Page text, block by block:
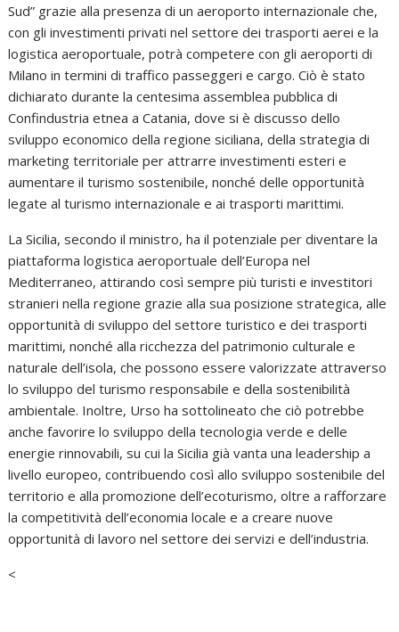
Sud” grazie alla presenza di un aeroporto internazionale che,
con gli investimenti privati nel settore dei trasporti aerei e la
logistica aeroportuale, potrà competere con gli aeroporti di
Milano in termini di traffico passeggeri e cargo. Ciò è stato
dichiarato durante la centesima assemblea pubblica di
Confindustria etnea a Catania, dove si è discusso dello
sviluppo economico della regione siciliana, della strategia di
marketing territoriale per attrarre investimenti esteri e
aumentare il turismo sostenibile, nonché delle opportunità
legate al turismo internazionale e ai trasporti marittimi.
La Sicilia, secondo il ministro, ha il potenziale per diventare la
piattaforma logistica aeroportuale dell’Europa nel
Mediterraneo, attirando così sempre più turisti e investitori
stranieri nella regione grazie alla sua posizione strategica, alle
opportunità di sviluppo del settore turistico e dei trasporti
marittimi, nonché alla ricchezza del patrimonio culturale e
naturale dell’isola, che possono essere valorizzate attraverso
lo sviluppo del turismo responsabile e della sostenibilità
ambientale. Inoltre, Urso ha sottolineato che ciò potrebbe
anche favorire lo sviluppo della tecnologia verde e delle
energie rinnovabili, su cui la Sicilia già vanta una leadership a
livello europeo, contribuendo così allo sviluppo sostenibile del
territorio e alla promozione dell’ecoturismo, oltre a rafforzare
la competitività dell’economia locale e a creare nuove
opportunità di lavoro nel settore dei servizi e dell’industria.
<